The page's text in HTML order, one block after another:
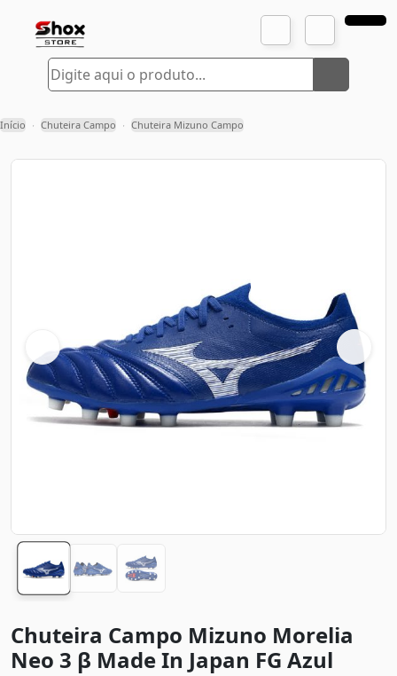
Início › Chuteira Campo › Chuteira Mizuno Campo
Chuteira Campo Mizuno Morelia
Neo 3 β Made In Japan FG Azul